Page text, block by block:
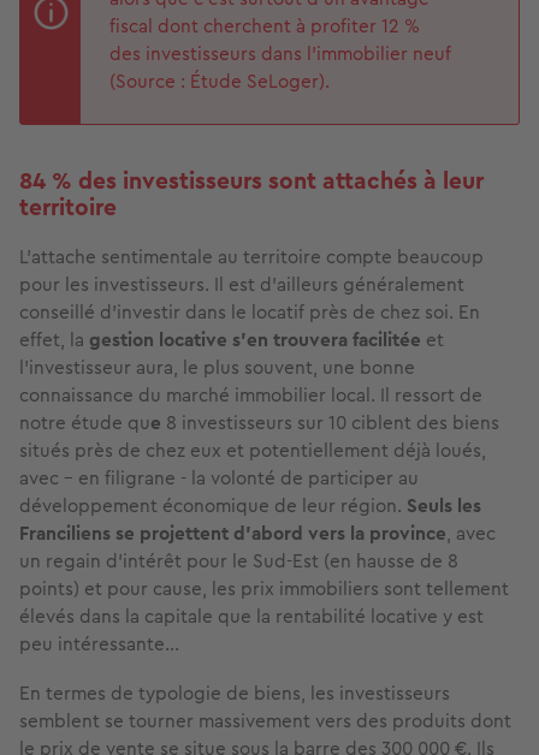
fiscal dont cherchent à profiter 12 %
des investisseurs dans l'immobilier neuf
(Source : Étude SeLoger).
84 % des investisseurs sont attachés à leur
territoire
L’attache sentimentale au territoire compte beaucoup
pour les investisseurs. Il est d'ailleurs généralement
conseillé d'investir dans le locatif près de chez soi. En
effet, la gestion locative s'en trouvera facilitée et
l'investisseur aura, le plus souvent, une bonne
connaissance du marché immobilier local. Il ressort de
notre étude que 8 investisseurs sur 10 ciblent des biens
situés près de chez eux et potentiellement déjà loués,
avec - en filigrane - la volonté de participer au
développement économique de leur région. Seuls les
Franciliens se projettent d’abord vers la province, avec
un regain d’intérêt pour le Sud-Est (en hausse de 8
points) et pour cause, les prix immobiliers sont tellement
élevés dans la capitale que la rentabilité locative y est
peu intéressante…
En termes de typologie de biens, les investisseurs
semblent se tourner massivement vers des produits dont
le prix de vente se situe sous la barre des 300 000 €. Ils